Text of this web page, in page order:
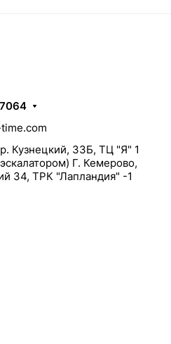
Кузнецкий, 33Б, ТЦ "Я" 1
Г. Кемерово,
34, ТРК "Лапландия" -1